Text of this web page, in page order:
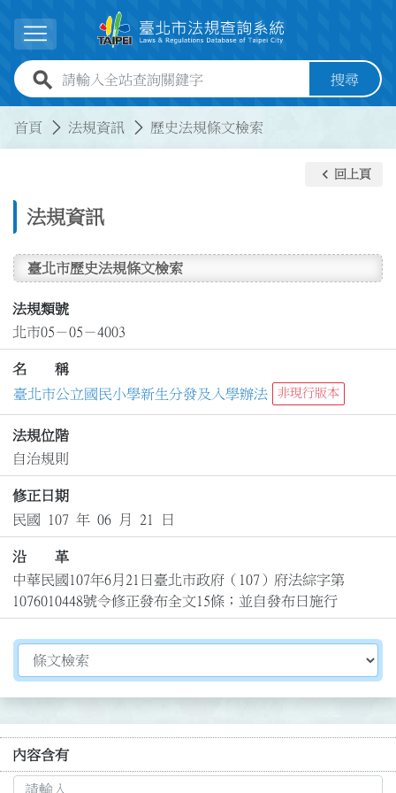
展開選單
全站查詢關鍵字欄位 搜尋
首頁 法規資訊 歷史法規條文檢索
法規資訊
keyboard_arrow_left 回上頁
臺北市歷史法規條文檢索
法規類號
北市05－05－4003
名 稱
臺北市公立國民小學新生分發及入學辦法
非現行版本
法規位階
自治規則
修正日期
民國 107 年 06 月 21 日
沿 革
中華民國107年6月21日臺北市政府（107）府法綜字第
1076010448號令修正發布全文15條；並自發布日施行
切換選擇法規資訊內容
內容含有